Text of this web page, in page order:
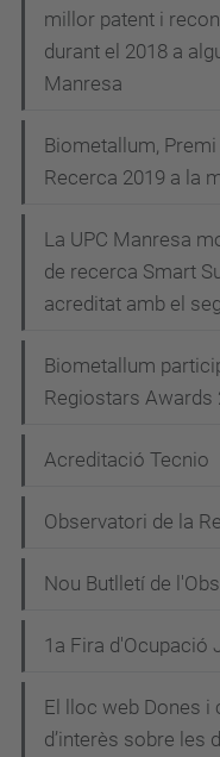
millor patent i
durant el 2018 a
Manresa
Biometallum,
Recerca 2019 a la
La UPC Manresa
de recerca Smart
acreditat amb el
Biometallum
Regiostars Awards
Acreditació Tecnio
Observatori de la
Nou Butlletí de
1a Fira d'Ocupació
El lloc web Dones
d’interès sobre les